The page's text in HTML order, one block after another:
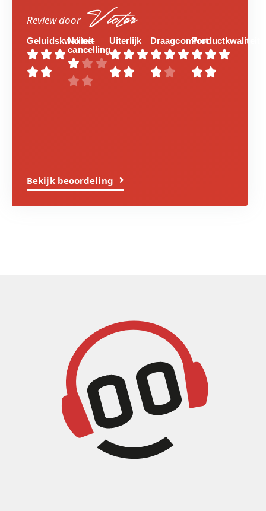
Review doorVictor
Geluidskwaliteit


Noice-
cancelling
  
 
Uiterlijk


Draagcomfort

 
Productkwaliteit


Bekijk beoordeling